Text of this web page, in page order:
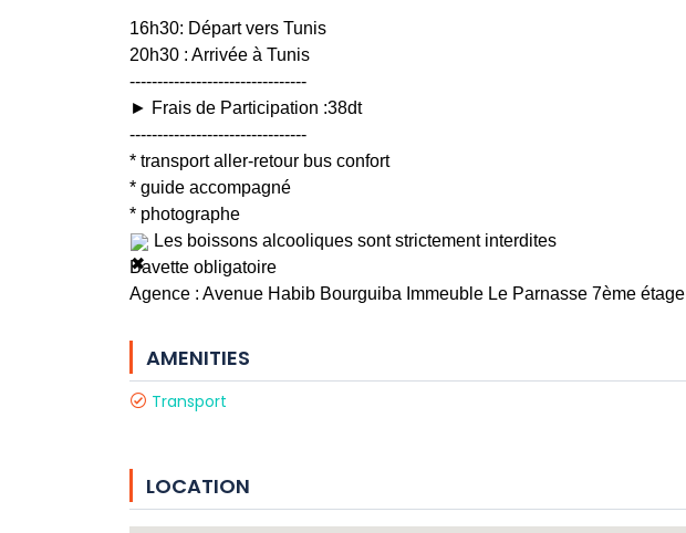
16h30: Départ vers Tunis
20h30 : Arrivée à Tunis
--------------------------------
► Frais de Participation :38dt
--------------------------------
* transport aller-retour bus confort
* guide accompagné
* photographe
Les boissons alcooliques sont strictement interdites
Bavette obligatoire
Agence : Avenue Habib Bourguiba Immeuble Le Parnasse 7ème étage
AMENITIES
Transport
LOCATION